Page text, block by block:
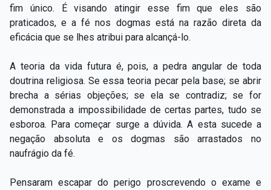
fim único. É visando atingir esse fim que eles são
praticados, e a fé nos dogmas está na razão direta da
eficácia que se lhes atribui para alcançá-lo.
A teoria da vida futura é, pois, a pedra angular de toda
doutrina religiosa. Se essa teoria pecar pela base; se abrir
brecha a sérias objeções; se ela se contradiz; se for
demonstrada a impossibilidade de certas partes, tudo se
esboroa. Para começar surge a dúvida. A esta sucede a
negação absoluta e os dogmas são arrastados no
naufrágio da fé.
Pensaram escapar do perigo proscrevendo o exame e